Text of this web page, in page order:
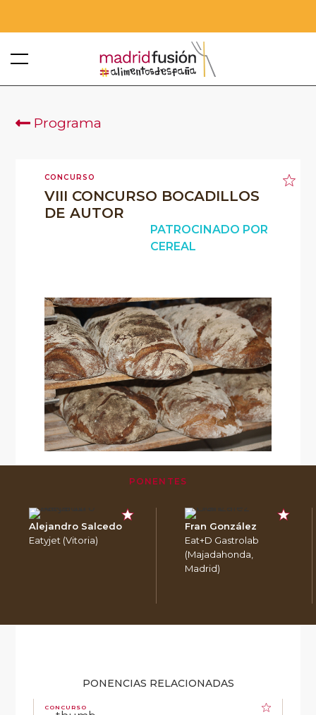
Programa
CONCURSO
VIII CONCURSO BOCADILLOS
DE AUTOR
PATROCINADO POR
CEREAL
PONENTES
Alejandro Salcedo
Eatyjet (Vitoria)
Fran González
Eat+D Gastrolab
(Majadahonda,
Madrid)
PONENCIAS RELACIONADAS
CONCURSO